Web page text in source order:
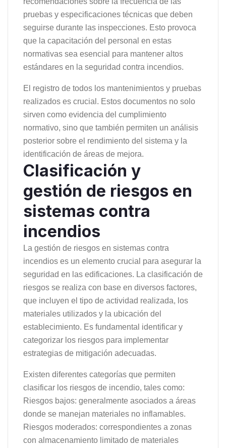
pruebas y especificaciones técnicas que deben
seguirse durante las inspecciones. Esto provoca
que la capacitación del personal en estas
normativas sea esencial para mantener altos
estándares en la seguridad contra incendios.
El registro de todos los mantenimientos y pruebas
realizados es crucial. Estos documentos no solo
sirven como evidencia del cumplimiento
normativo, sino que también permiten un análisis
posterior sobre el rendimiento del sistema y la
identificación de áreas de mejora.
Clasificación y
gestión de riesgos en
sistemas contra
incendios
La gestión de riesgos en sistemas contra
incendios es un elemento crucial para asegurar la
seguridad en las edificaciones. La clasificación de
riesgos se realiza con base en diversos factores,
que incluyen el tipo de actividad realizada, los
materiales utilizados y la ubicación del
establecimiento. Es fundamental identificar y
categorizar los riesgos para implementar
estrategias de mitigación adecuadas.
Existen diferentes categorías que permiten
clasificar los riesgos de incendio, tales como:
Riesgos bajos: generalmente asociados a áreas
donde se manejan materiales no inflamables.
Riesgos moderados: correspondientes a zonas
con almacenamiento limitado de materiales